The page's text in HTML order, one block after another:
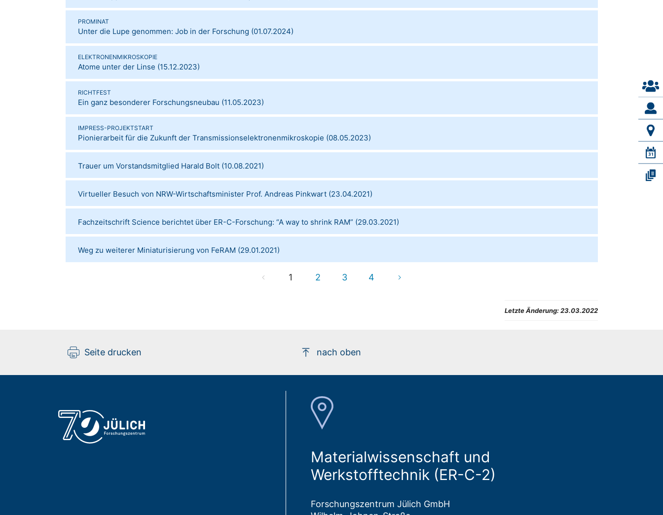
PROMINAT
Unter die Lupe genommen: Job in der Forschung (01.07.2024)
ELEKTRONENMIKROSKOPIE
Atome unter der Linse (15.12.2023)
RICHTFEST
Ein ganz besonderer Forschungsneubau (11.05.2023)
IMPRESS-PROJEKTSTART
Pionierarbeit für die Zukunft der Transmissionselektronenmikroskopie (08.05.2023)
Trauer um Vorstandsmitglied Harald Bolt (10.08.2021)
Virtueller Besuch von NRW-Wirtschaftsminister Prof. Andreas Pinkwart (23.04.2021)
Fachzeitschrift Science berichtet über ER-C-Forschung: “A way to shrink RAM” (29.03.2021)
Weg zu weiterer Miniaturisierung von FeRAM (29.01.2021)
1 2 3 4
Letzte Änderung: 23.03.2022
Seite drucken nach oben
Materialwissenschaft und
Werkstofftechnik (ER-C-2)
Forschungszentrum Jülich GmbH